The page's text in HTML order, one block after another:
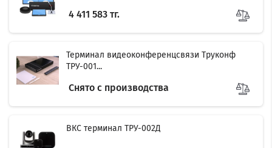
4 411 583 тг.
Терминал видеоконференцсвязи Труконф
ТРУ-001...
Снято с производства
ВКС терминал ТРУ-002Д